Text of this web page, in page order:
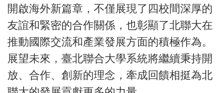
開啟海外新篇章，不僅展現了四校間深厚的
友誼和緊密的合作關係，也彰顯了北聯大在
推動國際交流和產業發展方面的積極作為。
展望未來，臺北聯合大學系統將繼續秉持開
放、合作、創新的理念，牽成回饋相挺為北